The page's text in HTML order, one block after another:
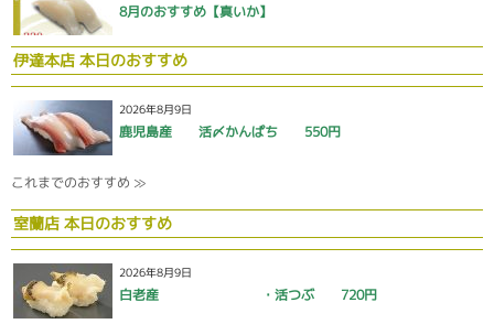
8月のおすすめ【真いか】
伊達本店 本日のおすすめ
2026年8月9日
鹿児島産 活〆かんぱち 550円
これまでのおすすめ ≫
室蘭店 本日のおすすめ
2026年8月9日
白老産 ・活つぶ 720円